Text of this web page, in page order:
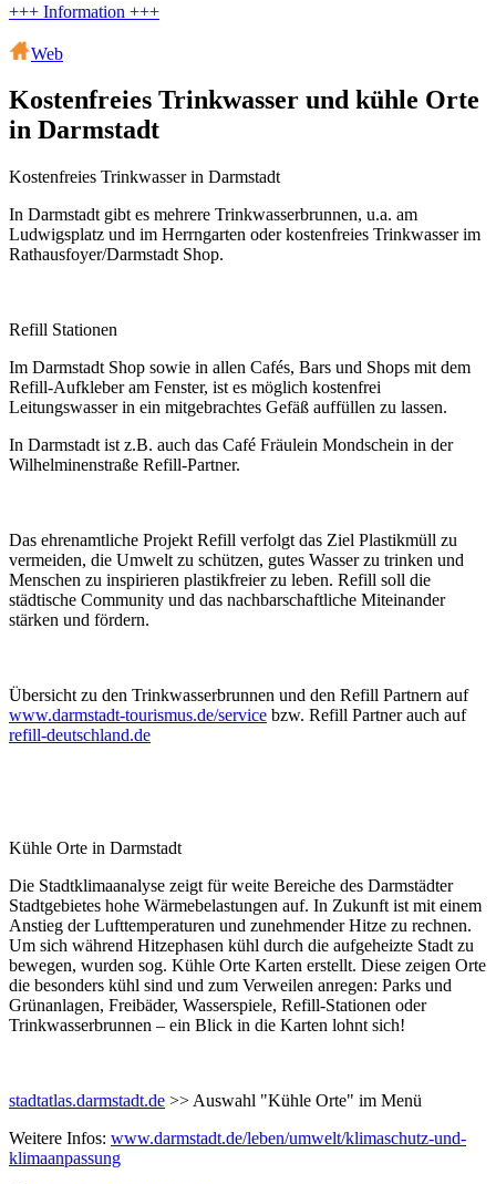
+++ Information +++
Web
Kostenfreies Trinkwasser und kühle Orte
in Darmstadt
Kostenfreies Trinkwasser in Darmstadt
In Darmstadt gibt es mehrere Trinkwasserbrunnen, u.a. am
Ludwigsplatz und im Herrngarten oder kostenfreies Trinkwasser im
Rathausfoyer/Darmstadt Shop.
Refill Stationen
Im Darmstadt Shop sowie in allen Cafés, Bars und Shops mit dem
Refill-Aufkleber am Fenster, ist es möglich kostenfrei
Leitungswasser in ein mitgebrachtes Gefäß auffüllen zu lassen.
In Darmstadt ist z.B. auch das Café Fräulein Mondschein in der
Wilhelminenstraße Refill-Partner.
Das ehrenamtliche Projekt Refill verfolgt das Ziel Plastikmüll zu
vermeiden, die Umwelt zu schützen, gutes Wasser zu trinken und
Menschen zu inspirieren plastikfreier zu leben. Refill soll die
städtische Community und das nachbarschaftliche Miteinander
stärken und fördern.
Übersicht zu den Trinkwasserbrunnen und den Refill Partnern auf
www.darmstadt-tourismus.de/service bzw. Refill Partner auch auf
refill-deutschland.de
Kühle Orte in Darmstadt
Die Stadtklimaanalyse zeigt für weite Bereiche des Darmstädter
Stadtgebietes hohe Wärmebelastungen auf. In Zukunft ist mit einem
Anstieg der Lufttemperaturen und zunehmender Hitze zu rechnen.
Um sich während Hitzephasen kühl durch die aufgeheizte Stadt zu
bewegen, wurden sog. Kühle Orte Karten erstellt. Diese zeigen Orte
die besonders kühl sind und zum Verweilen anregen: Parks und
Grünanlagen, Freibäder, Wasserspiele, Refill-Stationen oder
Trinkwasserbrunnen – ein Blick in die Karten lohnt sich!
stadtatlas.darmstadt.de >> Auswahl "Kühle Orte" im Menü
Weitere Infos: www.darmstadt.de/leben/umwelt/klimaschutz-und-
klimaanpassung